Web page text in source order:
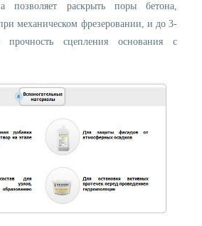
позволяет раскрыть поры бетона,
механическом фрезеровании, и до 3-
прочность сцепления основания с